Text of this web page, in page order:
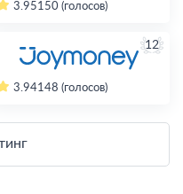
3.95150 (голосов)
12
3.94148 (голосов)